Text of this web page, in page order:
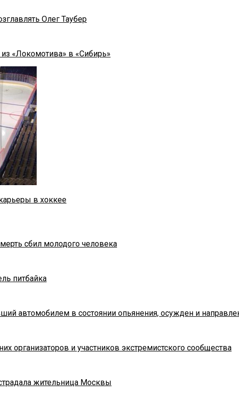
Олег Таубер
«Локомотива» в «Сибирь»
в хоккее
сбил молодого человека
питбайка
автомобилем в состоянии опьянения, осужден и
организаторов и участников экстремистского сообщества
жительница Москвы